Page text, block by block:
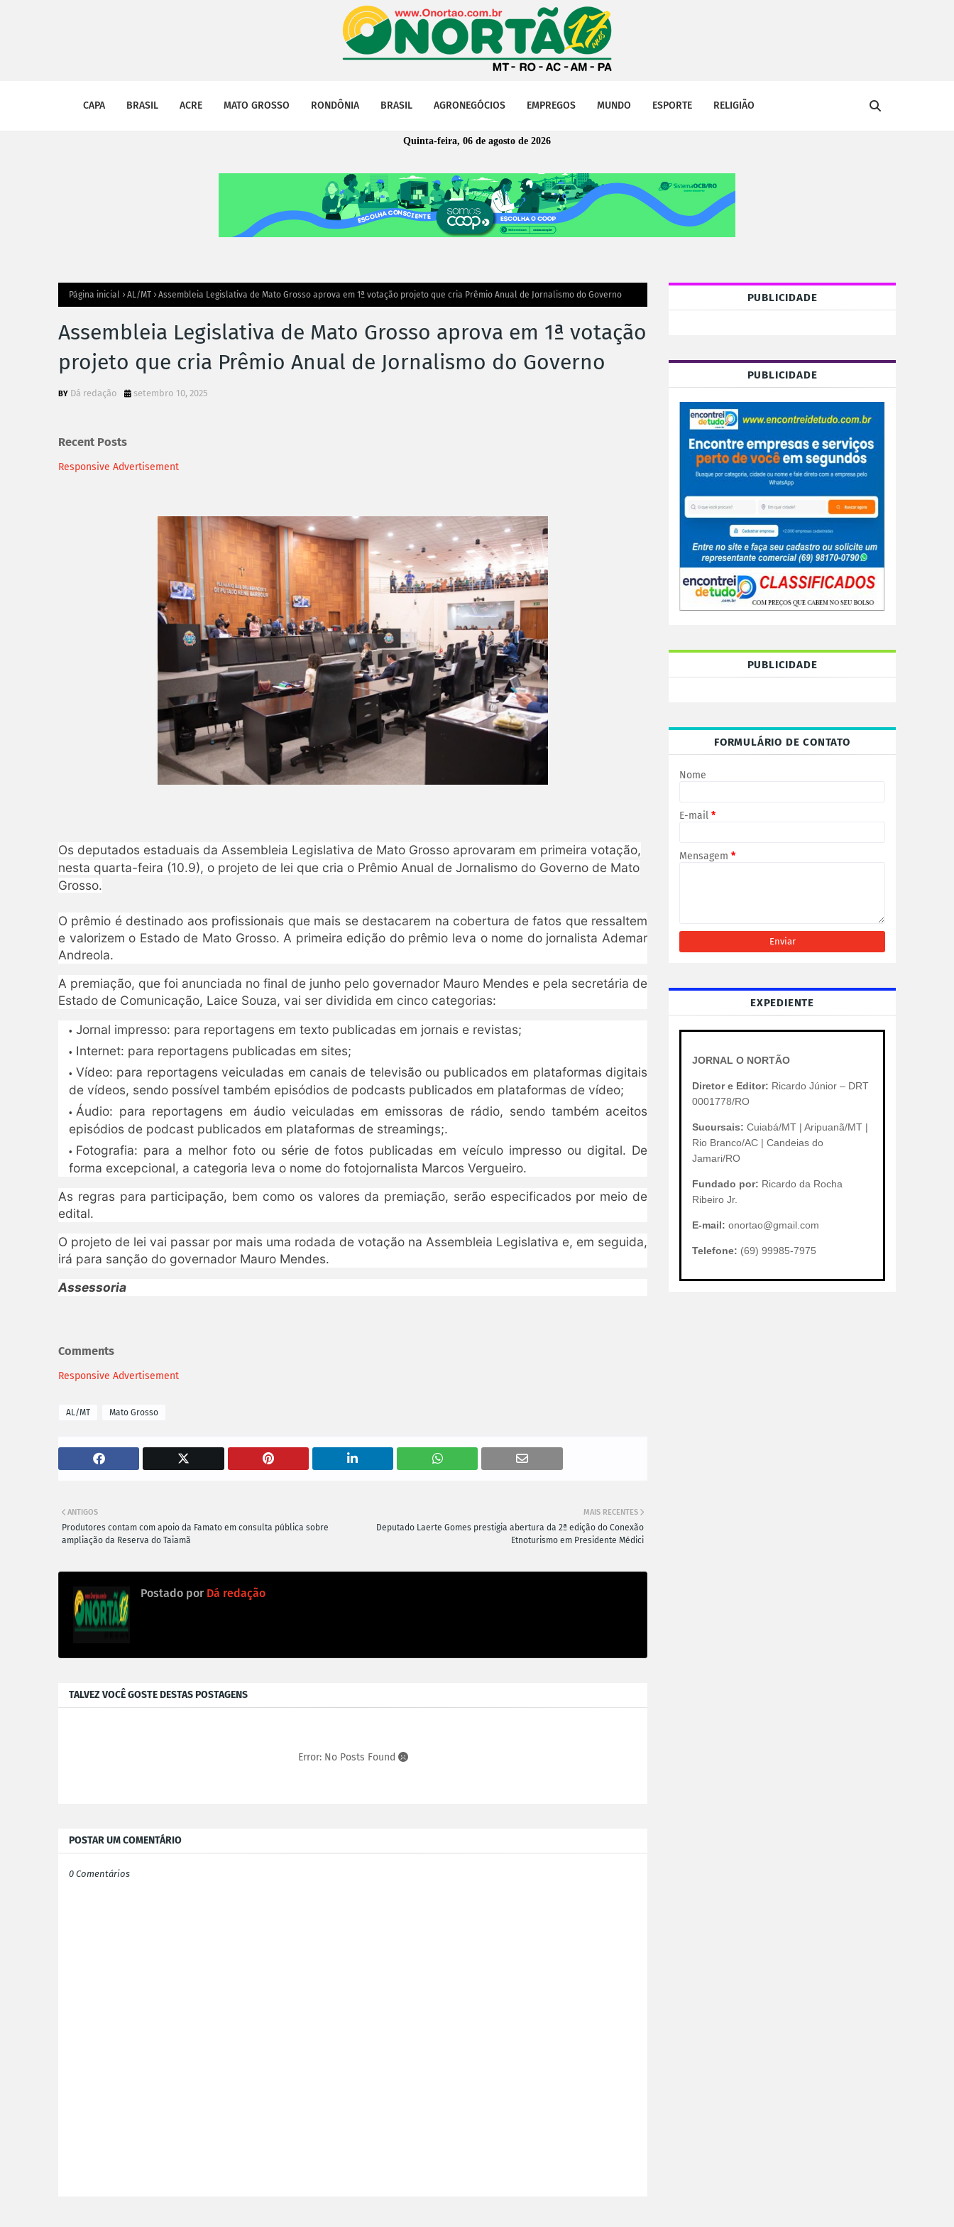
CAPA BRASIL ACRE MATO GROSSO RONDÔNIA BRASIL AGRONEGÓCIOS EMPREGOS MUNDO ESPORTE RELIGIÃO
Quinta-feira, 06 de agosto de 2026
Página inicial AL/MT Assembleia Legislativa de Mato Grosso aprova em 1ª votação projeto que cria Prêmio Anual de Jornalismo do Governo
Assembleia Legislativa de Mato Grosso aprova em 1ª votação
projeto que cria Prêmio Anual de Jornalismo do Governo
Dá redação setembro 10, 2025
Recent Posts
Responsive Advertisement
Os deputados estaduais da Assembleia Legislativa de Mato Grosso aprovaram em primeira votação,
nesta quarta-feira (10.9), o projeto de lei que cria o Prêmio Anual de Jornalismo do Governo de Mato
Grosso.
O prêmio é destinado aos profissionais que mais se destacarem na cobertura de fatos que ressaltem
e valorizem o Estado de Mato Grosso. A primeira edição do prêmio leva o nome do jornalista Ademar
Andreola.
A premiação, que foi anunciada no final de junho pelo governador Mauro Mendes e pela secretária de
Estado de Comunicação, Laice Souza, vai ser dividida em cinco categorias:
Jornal impresso: para reportagens em texto publicadas em jornais e revistas;
Internet: para reportagens publicadas em sites;
Vídeo: para reportagens veiculadas em canais de televisão ou publicados em plataformas digitais
de vídeos, sendo possível também episódios de podcasts publicados em plataformas de vídeo;
Áudio: para reportagens em áudio veiculadas em emissoras de rádio, sendo também aceitos
episódios de podcast publicados em plataformas de streamings;.
Fotografia: para a melhor foto ou série de fotos publicadas em veículo impresso ou digital. De
forma excepcional, a categoria leva o nome do fotojornalista Marcos Vergueiro.
As regras para participação, bem como os valores da premiação, serão especificados por meio de
edital.
O projeto de lei vai passar por mais uma rodada de votação na Assembleia Legislativa e, em seguida,
irá para sanção do governador Mauro Mendes.
Assessoria
Comments
Responsive Advertisement
AL/MT Mato Grosso
MAIS RECENTES
Deputado Laerte Gomes prestigia abertura da 2ª edição do Conexão
Etnoturismo em Presidente Médici
ANTIGOS
Produtores contam com apoio da Famato em consulta pública sobre
ampliação da Reserva do Taiamã
Postado por Dá redação
TALVEZ VOCÊ GOSTE DESTAS POSTAGENS
Error: No Posts Found
POSTAR UM COMENTÁRIO
0 Comentários
PUBLICIDADE
PUBLICIDADE
PUBLICIDADE
FORMULÁRIO DE CONTATO
Nome
E-mail *
Mensagem *
EXPEDIENTE
JORNAL O NORTÃO
Diretor e Editor: Ricardo Júnior – DRT
0001778/RO
Sucursais: Cuiabá/MT | Aripuanã/MT |
Rio Branco/AC | Candeias do
Jamari/RO
Fundado por: Ricardo da Rocha
Ribeiro Jr.
E-mail: onortao@gmail.com
Telefone: (69) 99985-7975